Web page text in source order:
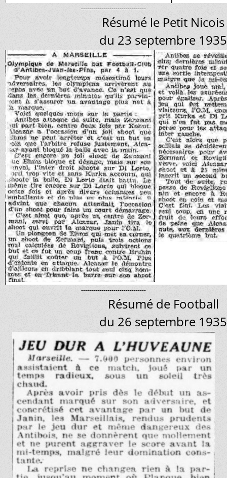
--------------------------------
Résumé le Petit Nicois
du 23 septembre 1935
--------------------------------
Résumé de Football
du 26 septembre 1935